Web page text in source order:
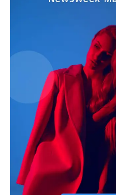
Company
Subscription Plans
My account